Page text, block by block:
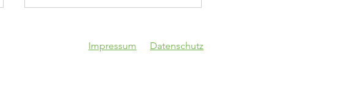
Impressum Datenschutz